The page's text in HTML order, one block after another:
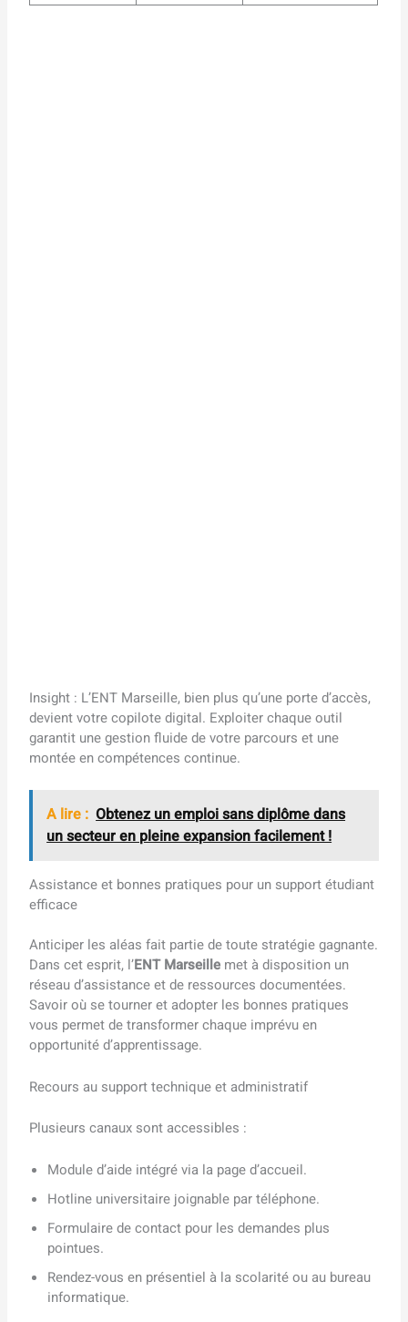
Insight : L’ENT Marseille, bien plus qu’une porte d’accès,
devient votre copilote digital. Exploiter chaque outil
garantit une gestion fluide de votre parcours et une
montée en compétences continue.
A lire : Obtenez un emploi sans diplôme dans
un secteur en pleine expansion facilement !
Assistance et bonnes pratiques pour un support étudiant
efficace
Anticiper les aléas fait partie de toute stratégie gagnante.
Dans cet esprit, l’ENT Marseille met à disposition un
réseau d’assistance et de ressources documentées.
Savoir où se tourner et adopter les bonnes pratiques
vous permet de transformer chaque imprévu en
opportunité d’apprentissage.
Recours au support technique et administratif
Plusieurs canaux sont accessibles :
Module d’aide intégré via la page d’accueil.
Hotline universitaire joignable par téléphone.
Formulaire de contact pour les demandes plus
pointues.
Rendez-vous en présentiel à la scolarité ou au bureau
informatique.